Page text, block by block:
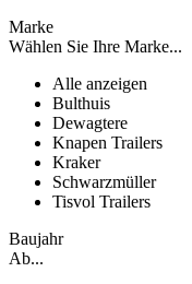
Marke
Wählen Sie Ihre Marke...
Alle anzeigen
Bulthuis
Dewagtere
Knapen Trailers
Kraker
Schwarzmüller
Tisvol Trailers
Baujahr
Ab...